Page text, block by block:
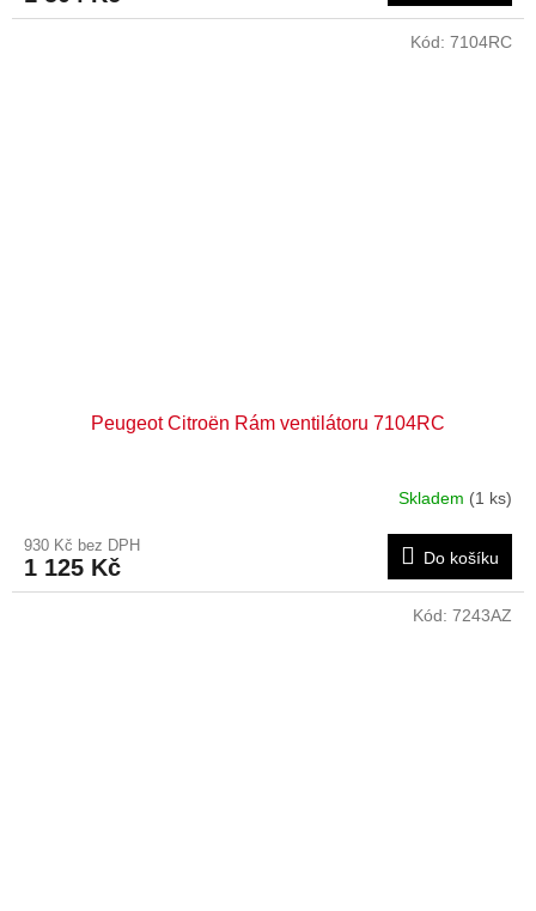
Peugeot Citroën Rám ventilátoru 7104RC
Skladem (1 ks)
930 Kč bez DPH
1 125 Kč Do košíku
Kód: 7104RC
Kód: 7243AZ